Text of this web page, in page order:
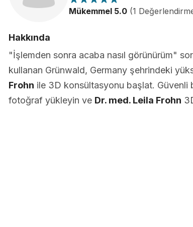
Mükemmel 5.0 (1
Hakkında
"İşlemden sonra acaba nasıl görünürüm"
kullanan Grünwald, Germany şehrindeki
Frohn ile 3D konsültasyonu başlat.
fotoğraf yükleyin ve Dr. med. Leila Frohn